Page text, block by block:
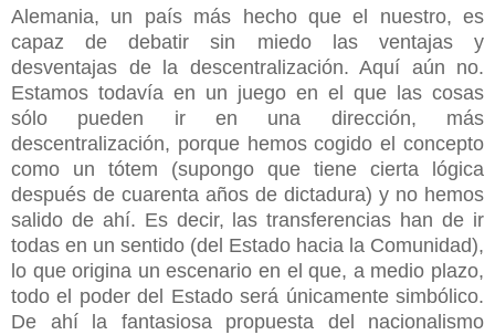
Alemania, un país más hecho que el nuestro, es
capaz de debatir sin miedo las ventajas y
desventajas de la descentralización. Aquí aún no.
Estamos todavía en un juego en el que las cosas
sólo pueden ir en una dirección, más
descentralización, porque hemos cogido el concepto
como un tótem (supongo que tiene cierta lógica
después de cuarenta años de dictadura) y no hemos
salido de ahí. Es decir, las transferencias han de ir
todas en un sentido (del Estado hacia la Comunidad),
lo que origina un escenario en el que, a medio plazo,
todo el poder del Estado será únicamente simbólico.
De ahí la fantasiosa propuesta del nacionalismo